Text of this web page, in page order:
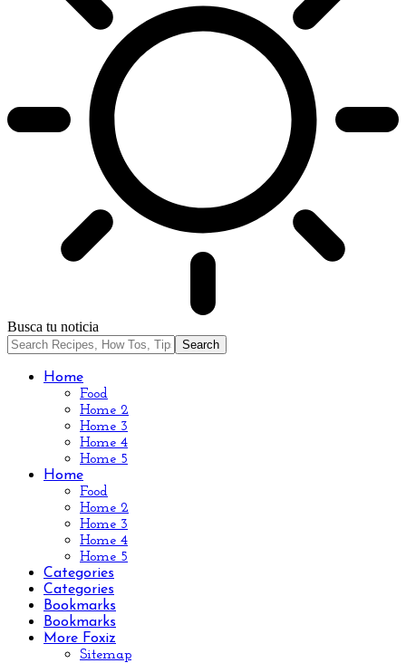
Busca tu noticia
Home
Food
Home 2
Home 3
Home 4
Home 5
Home
Food
Home 2
Home 3
Home 4
Home 5
Categories
Categories
Bookmarks
Bookmarks
More Foxiz
Sitemap